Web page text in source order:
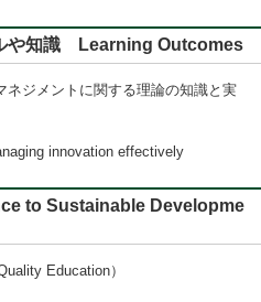
や知識 Learning Outcomes
ネジメントに関する理論の知識と実
innovation effectively
to Sustainable Developme
Education）